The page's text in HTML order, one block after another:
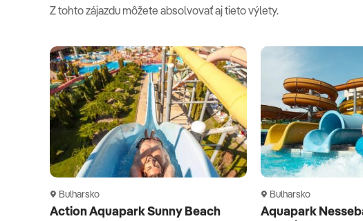
Z tohto zájazdu môžete absolvovať aj tieto výlety.
Bulharsko
Action Aquapark Sunny Beach
Bulharsko
Aquapark